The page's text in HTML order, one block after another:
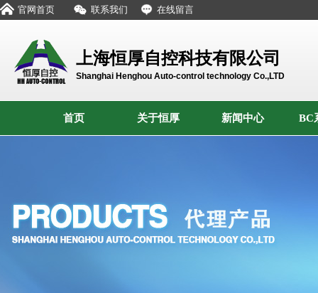
在线留言
联系我们
官网首页
上海恒厚自控科技有限公司
Shanghai Henghou Auto-control technology Co.,LTD
首页 关于恒厚 新闻中心 BC